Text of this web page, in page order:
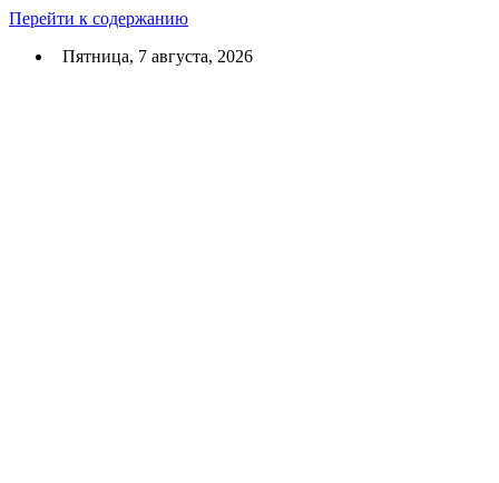
Перейти к содержанию
Пятница, 7 августа, 2026